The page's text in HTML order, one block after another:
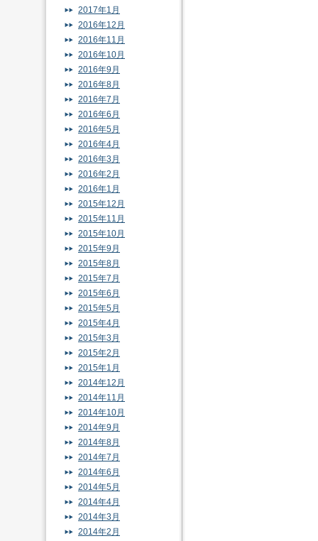
2017年1月
2016年12月
2016年11月
2016年10月
2016年9月
2016年8月
2016年7月
2016年6月
2016年5月
2016年4月
2016年3月
2016年2月
2016年1月
2015年12月
2015年11月
2015年10月
2015年9月
2015年8月
2015年7月
2015年6月
2015年5月
2015年4月
2015年3月
2015年2月
2015年1月
2014年12月
2014年11月
2014年10月
2014年9月
2014年8月
2014年7月
2014年6月
2014年5月
2014年4月
2014年3月
2014年2月